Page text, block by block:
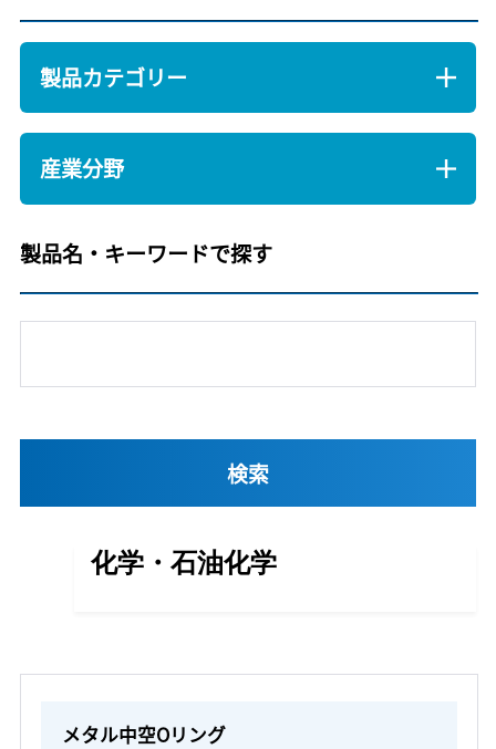
製品カテゴリー
産業分野
製品名・キーワードで探す
化学・石油化学
メタル中空Oリング